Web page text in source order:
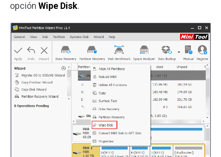
opción Wipe Disk.